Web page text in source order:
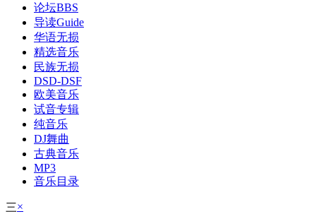
论坛BBS
导读Guide
华语无损
精选音乐
民族无损
DSD-DSF
欧美音乐
试音专辑
纯音乐
DJ舞曲
古典音乐
MP3
音乐目录
三×